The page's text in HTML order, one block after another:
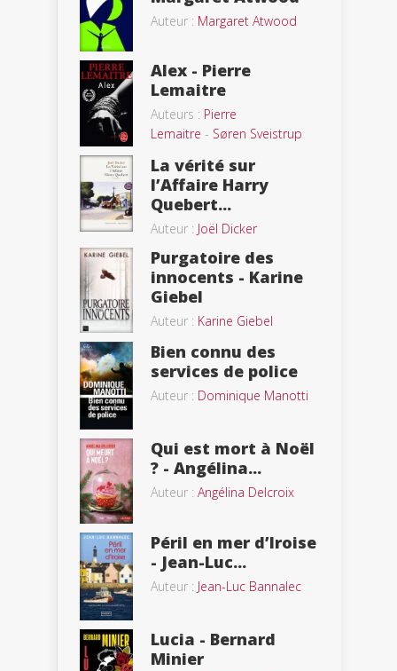
Auteur : Margaret Atwood
Alex - Pierre
Lemaitre
Auteurs : Pierre
Lemaitre - Søren Sveistrup
La vérité sur
l’Affaire Harry
Quebert...
Auteur : Joël Dicker
Purgatoire des
innocents - Karine
Giebel
Auteur : Karine Giebel
Bien connu des
services de police
Auteur : Dominique Manotti
Qui est mort à Noël
? - Angélina...
Auteur : Angélina Delcroix
Péril en mer d’Iroise
- Jean-Luc...
Auteur : Jean-Luc Bannalec
Lucia - Bernard
Minier